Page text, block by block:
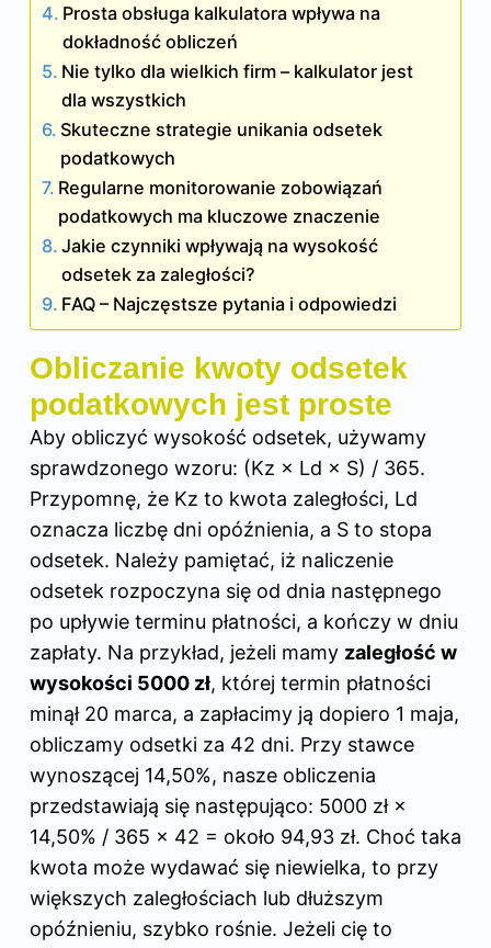
Prosta obsługa kalkulatora wpływa na
dokładność obliczeń
Nie tylko dla wielkich firm – kalkulator jest
dla wszystkich
Skuteczne strategie unikania odsetek
podatkowych
Regularne monitorowanie zobowiązań
podatkowych ma kluczowe znaczenie
Jakie czynniki wpływają na wysokość
odsetek za zaległości?
FAQ – Najczęstsze pytania i odpowiedzi
Obliczanie kwoty odsetek
podatkowych jest proste
Aby obliczyć wysokość odsetek, używamy
sprawdzonego wzoru: (Kz × Ld × S) / 365.
Przypomnę, że Kz to kwota zaległości, Ld
oznacza liczbę dni opóźnienia, a S to stopa
odsetek. Należy pamiętać, iż naliczenie
odsetek rozpoczyna się od dnia następnego
po upływie terminu płatności, a kończy w dniu
zapłaty. Na przykład, jeżeli mamy zaległość w
wysokości 5000 zł, której termin płatności
minął 20 marca, a zapłacimy ją dopiero 1 maja,
obliczamy odsetki za 42 dni. Przy stawce
wynoszącej 14,50%, nasze obliczenia
przedstawiają się następująco: 5000 zł ×
14,50% / 365 × 42 = około 94,93 zł. Choć taka
kwota może wydawać się niewielka, to przy
większych zaległościach lub dłuższym
opóźnieniu, szybko rośnie. Jeżeli cię to